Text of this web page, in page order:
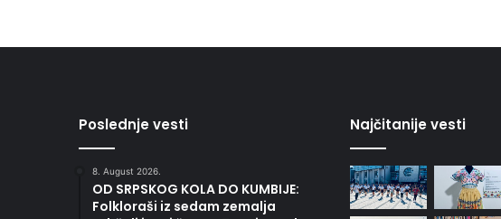
Poslednje vesti
8. August 2026.
OD SRPSKOG KOLA DO KUMBIJE:
Folkloraši iz sedam zemalja
Najčitanije vesti